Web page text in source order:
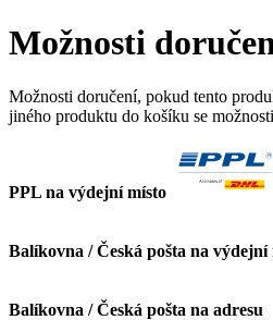
Možnosti
Možnosti doručení, pokud tento
jiného produktu do košíku se
PPL na výdejní místo
Balíkovna / Česká pošta na výdejní
Balíkovna / Česká pošta na adresu